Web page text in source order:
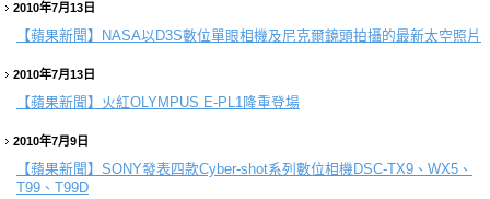
2010年7月13日
【蘋果新聞】 NASA以D3S數位單眼相機及尼克爾鏡頭拍攝的最新太空照片
2010年7月13日
【蘋果新聞】 火紅OLYMPUS E-PL1隆重登場
2010年7月9日
【蘋果新聞】 SONY發表四款Cyber-shot系列數位相機DSC-TX9、WX5、
T99、T99D